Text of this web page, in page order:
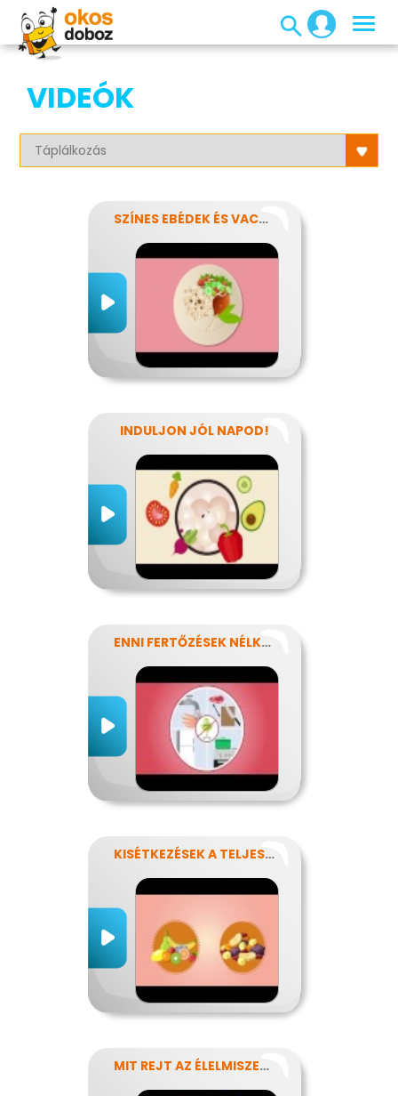
VIDEÓK
SZÍNES EBÉDEK ÉS VACSORÁK
INDULJON JÓL NAPOD!
ENNI FERTŐZÉSEK NÉLKÜL
KISÉTKEZÉSEK A TELJESÍTMÉNYÉRT
MIT REJT AZ ÉLELMISZERCÍMKE?